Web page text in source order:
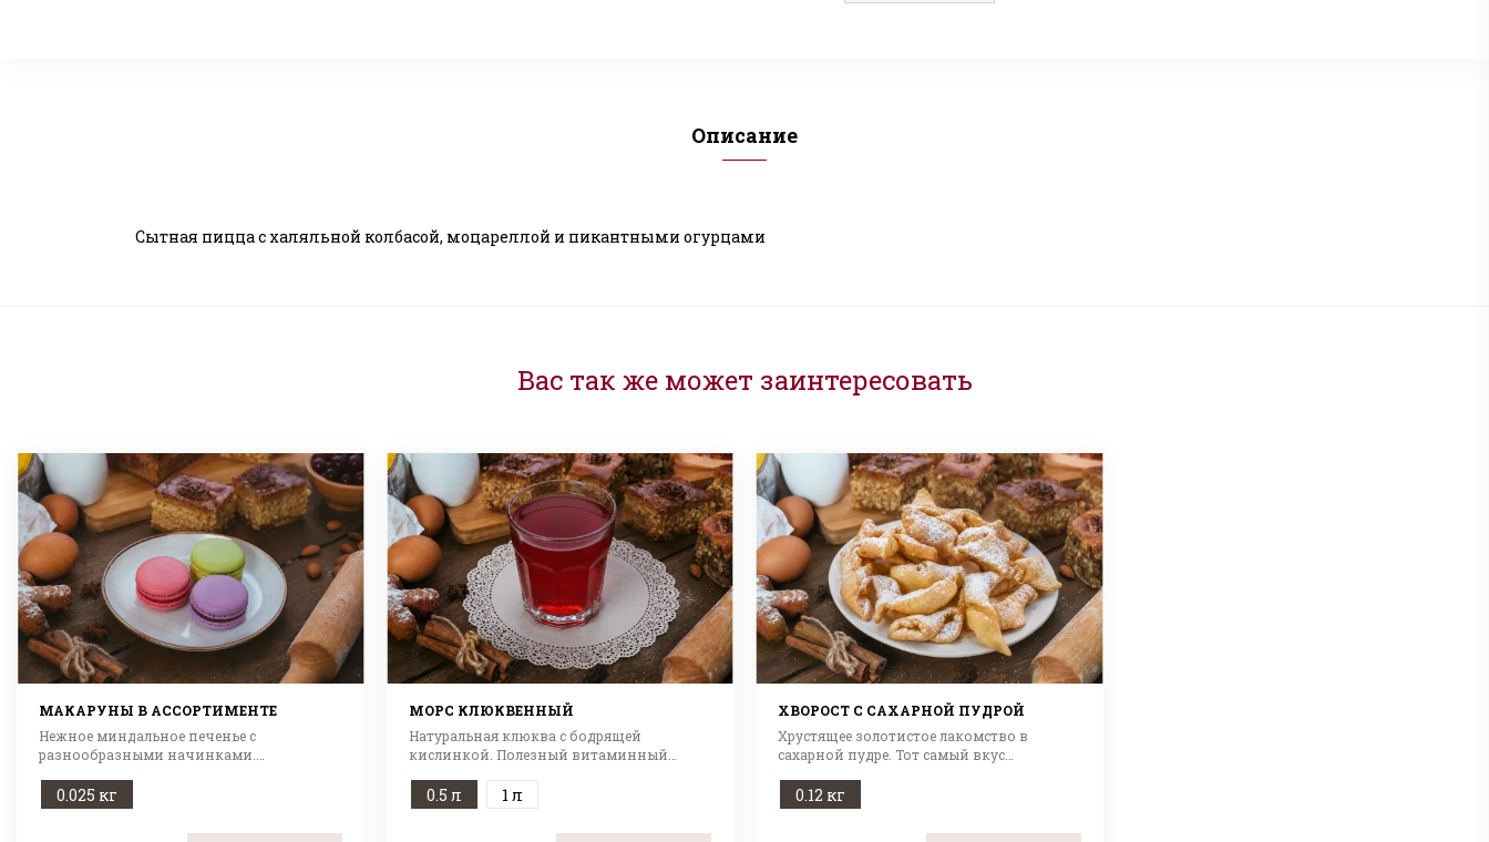
Описание
Сытная пицца с халяльной колбасой, моцареллой и пикантными огурцами
Вас так же может заинтересовать
МАКАРУНЫ В АССОРТИМЕНТЕ
Нежное миндальное печенье с
разнообразными начинками.
0.025 кг
МОРС КЛЮКВЕННЫЙ
Натуральная клюква с бодрящей
кислинкой. Полезный витаминный
0.5 л 1 л
ХВОРОСТ С САХАРНОЙ ПУДРОЙ
Хрустящее золотистое лакомство в
сахарной пудре. Тот самый вкус
0.12 кг